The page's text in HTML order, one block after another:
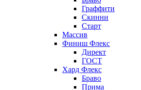
Граффити
Скинни
Старт
Массив
Финиш Флекс
Директ
ГОСТ
Хард Флекс
Браво
Прима